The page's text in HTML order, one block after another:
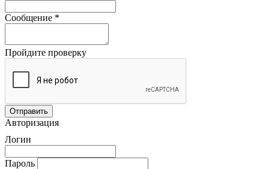
Сообщение *
Пройдите проверку
Авторизация
Логин
Пароль